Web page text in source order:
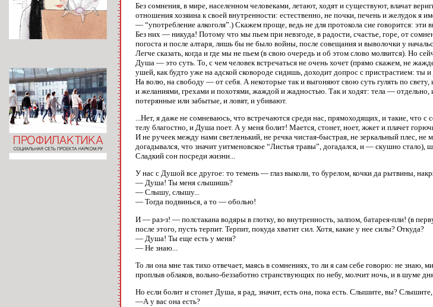
Без сомнения, в мире, населенном человеками, летают, ходят и существуют, влачат
отношения хозяина к своей внутренности: естественно, не почки, печень и желудок я
— “употребление алкоголя”.) Скажем проще, ведь не для протокола сие говорится:
Без них — никуда! Потому что мы пьем при невзгоде, в радости, счастье, горе, от
погоста и после алтаря, лишь бы не было войны, после совещания и выволочки у
Легче сказать, когда и где мы не пьем (в свою очередь и об этом слово молвится). Но
Душа — это суть. То, с чем человек встречаться не очень хочет (прямо скажем, не
ушей, как будто уже на адской сковороде сидишь, доходит допрос с пристрастием:
На волю, на свободу — от себя. А некоторые так и выгоняют свою суть гулять по
и желаниями, грехами и похотями, жаждой и жадностью. Так и ходят: тела —
потерянные или забытые, и ловят, и убивают.
...Нет, я даже не сомневаюсь, что встречаются среди нас, прямоходящих, и такие, что
телу благостно, и Душа поет. А у меня болит! Мается, стонет, ноет, жжет и плачет
И не ручеек между нами светленький, не речка чистая-быстрая, не зеркальный плес,
догадывался, что значит уитменовское “Листья травы”, догадался, и — скушно
Сладкий сон посреди жизни...
У нас с Душой все другое: то темень — глаз выколи, то бурелом, кочки да рытвины,
— Душа! Ты меня слышишь?
— Слышу, слышу...
— Тогда подвинься, а то — оболью!
И — раз-з! — полстакана водяры в глотку, во внутренность, залпом, батарея-пли! (в
после этого, пусть терпит. Терпит, покуда хватит сил. Хотя, какие у нее силы? Откуда?
— Душа! Ты еще есть у меня?
— Не знаю...
То ли она мне так тихо отвечает, маясь в сомнениях, то ли я сам себе говорю: не
проплыв облаков, вольно-беззаботно странствующих по небу, молчит ночь, и в шуме
Но если болит и стонет Душа, я рад, значит, есть она, пока есть. Слышите, вы?
—А у вас она есть?